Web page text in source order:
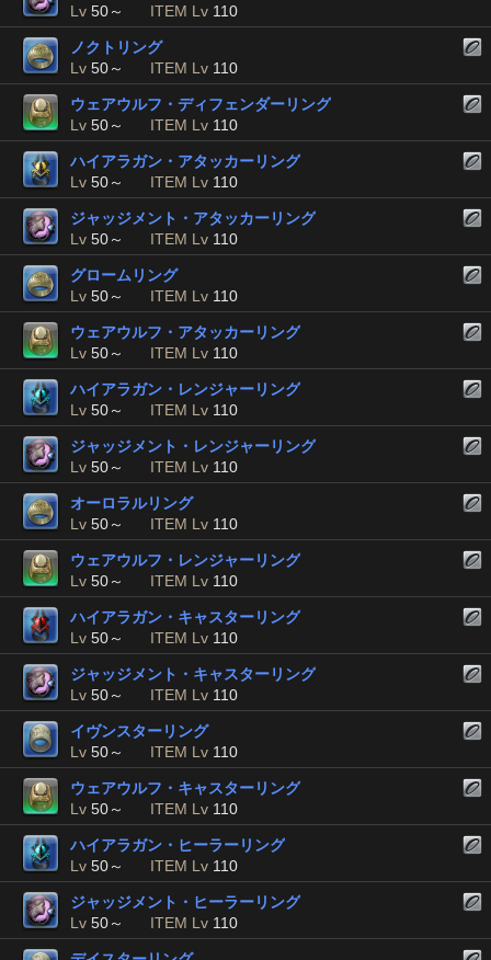
Lv 50～ ITEM Lv 110
ノクトリング
Lv 50～ ITEM Lv 110
ウェアウルフ・ディフェンダーリング
Lv 50～ ITEM Lv 110
ハイアラガン・アタッカーリング
Lv 50～ ITEM Lv 110
ジャッジメント・アタッカーリング
Lv 50～ ITEM Lv 110
グロームリング
Lv 50～ ITEM Lv 110
ウェアウルフ・アタッカーリング
Lv 50～ ITEM Lv 110
ハイアラガン・レンジャーリング
Lv 50～ ITEM Lv 110
ジャッジメント・レンジャーリング
Lv 50～ ITEM Lv 110
オーロラルリング
Lv 50～ ITEM Lv 110
ウェアウルフ・レンジャーリング
Lv 50～ ITEM Lv 110
ハイアラガン・キャスターリング
Lv 50～ ITEM Lv 110
ジャッジメント・キャスターリング
Lv 50～ ITEM Lv 110
イヴンスターリング
Lv 50～ ITEM Lv 110
ウェアウルフ・キャスターリング
Lv 50～ ITEM Lv 110
ハイアラガン・ヒーラーリング
Lv 50～ ITEM Lv 110
ジャッジメント・ヒーラーリング
Lv 50～ ITEM Lv 110